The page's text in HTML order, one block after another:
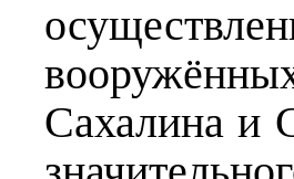
Сахалина и